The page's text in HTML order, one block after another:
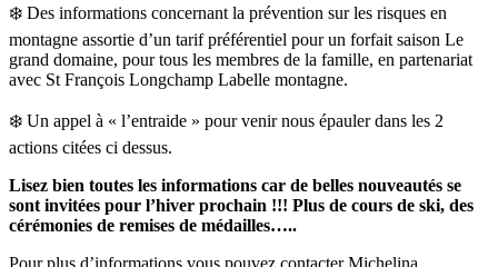
❄️ Des informations concernant la prévention sur les risques en
montagne assortie d’un tarif préférentiel pour un forfait saison Le
grand domaine, pour tous les membres de la famille, en partenariat
avec St François Longchamp Labelle montagne.
❄️ Un appel à « l’entraide » pour venir nous épauler dans les 2
actions citées ci dessus.
Lisez bien toutes les informations car de belles nouveautés se
sont invitées pour l’hiver prochain !!! Plus de cours de ski, des
cérémonies de remises de médailles…..
Pour plus d’informations vous pouvez contacter Michelina